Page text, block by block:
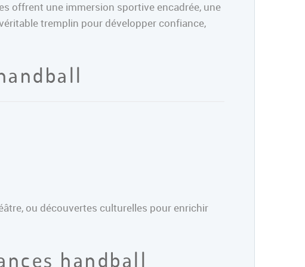
offrent une immersion sportive encadrée, une
tremplin pour développer confiance,
ou découvertes culturelles pour enrichir
handball